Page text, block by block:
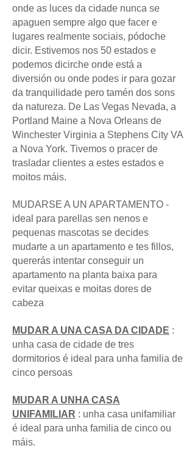
onde as luces da cidade nunca se
apaguen sempre algo que facer e
lugares realmente sociais, pódoche
dicir. Estivemos nos 50 estados e
podemos dicirche onde está a
diversión ou onde podes ir para gozar
da tranquilidade pero tamén dos sons
da natureza. De Las Vegas Nevada, a
Portland Maine a Nova Orleans de
Winchester Virginia a Stephens City VA
a Nova York. Tivemos o pracer de
trasladar clientes a estes estados e
moitos máis.
MUDARSE A UN APARTAMENTO -
ideal para parellas sen nenos e
pequenas mascotas se decides
mudarte a un apartamento e tes fillos,
quererás intentar conseguir un
apartamento na planta baixa para
evitar queixas e moitas dores de
cabeza
MUDAR A UNA CASA DA CIDADE :
unha casa de cidade de tres
dormitorios é ideal para unha familia de
cinco persoas
MUDAR A UNHA CASA
UNIFAMILIAR : unha casa unifamiliar
é ideal para unha familia de cinco ou
máis.